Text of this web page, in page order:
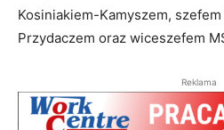
Kosiniakiem-Kamyszem,
Przydaczem oraz wiceszefem
Reklama